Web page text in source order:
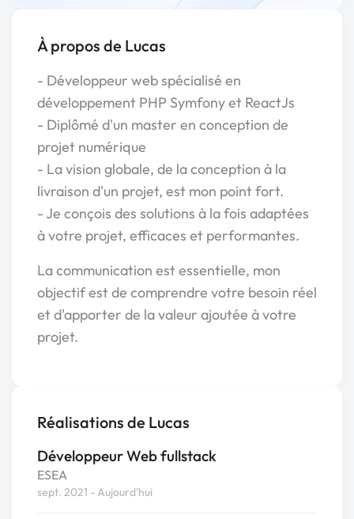
À propos de Lucas
- Développeur web spécialisé en
développement PHP Symfony et ReactJs
- Diplômé d'un master en conception de
projet numérique
- La vision globale, de la conception à la
livraison d'un projet, est mon point fort.
- Je conçois des solutions à la fois adaptées
à votre projet, efficaces et performantes.
La communication est essentielle, mon
objectif est de comprendre votre besoin réel
et d'apporter de la valeur ajoutée à votre
projet.
Réalisations de Lucas
Développeur Web fullstack
ESEA
sept. 2021 - Aujourd'hui